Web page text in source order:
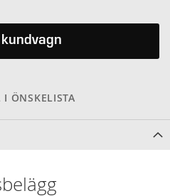
I ÖNSKELISTA